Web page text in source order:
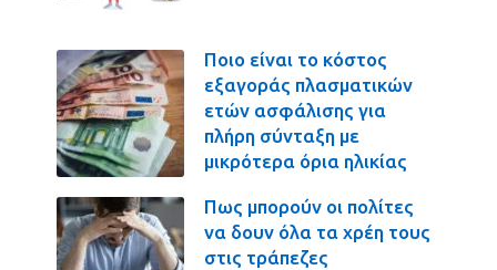
Ποιο είναι το κόστος
εξαγοράς πλασματικών
ετών ασφάλισης για
πλήρη σύνταξη με
μικρότερα όρια ηλικίας
Πως μπορούν οι πολίτες
να δουν όλα τα χρέη τους
στις τράπεζες